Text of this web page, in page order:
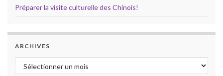
Préparer la visite culturelle des Chinois!
ARCHIVES
Archives